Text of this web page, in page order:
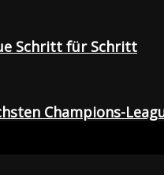
Schritt für Schritt
Champions-